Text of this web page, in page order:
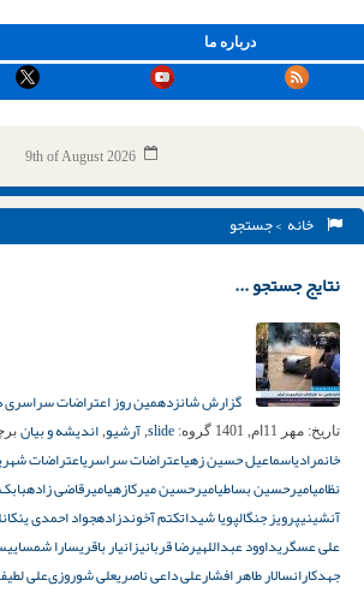
درباره ما
9th of August 2026
خانه > جستجو
نتایج جستجو ...
گزارش شانزدهمین روز اعتراضات سراسری
تاریخ: مهر 11ام, 1401 گروه: slide
, آرشیو, اندیشه و بیان
خانمرادیاسماعیل حسین زهیاعتراضات سراسریاعتراضات شهریور
نظامیامیرحسین بساطیامیرحسین میرکازهیامیرقاضی‌ زاده
آنشینیپرویز جنگالپویا شیداتکتم آخوندزادهجواد احمدی
علی‌ عسگریداوود عبداللهیرضا قربانیزانیار باقریسارا شمسایی
جهدکارانسالار طاهر افشارعلی داعی ناصریعلی شوروزی⁩علی